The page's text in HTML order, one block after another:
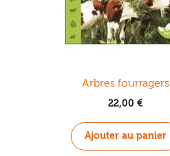
Arbres fourragers
22,00€
Ajouter au panier